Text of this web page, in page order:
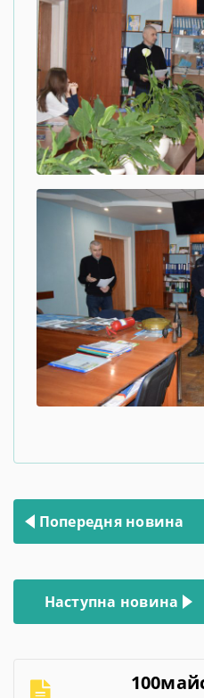
Навігація
записів
Попередня новина
Наступна новина